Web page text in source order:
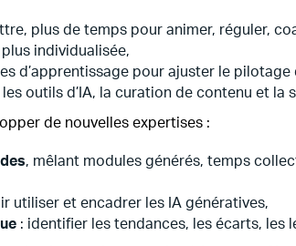
plus de temps pour animer, réguler,
individualisée,
d’apprentissage pour ajuster le pilotage
outils d’IA, la curation de contenu et la
de nouvelles expertises :
, mêlant modules générés, temps
utiliser et encadrer les IA génératives,
: identifier les tendances, les écarts, les